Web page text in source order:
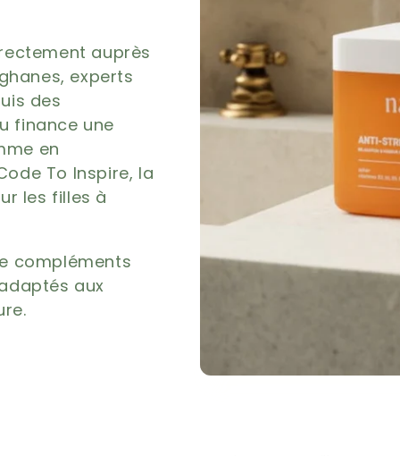
auprès
experts
des
finance une
en
To Inspire, la
les filles à
compléments
aux